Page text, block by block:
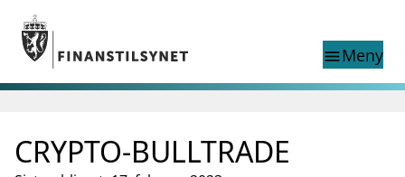
Gå til hovedinnhold
Gå til søkesiden
menuMeny
nettstedet
English
English
English home page
CRYPTO-BULLTRADE